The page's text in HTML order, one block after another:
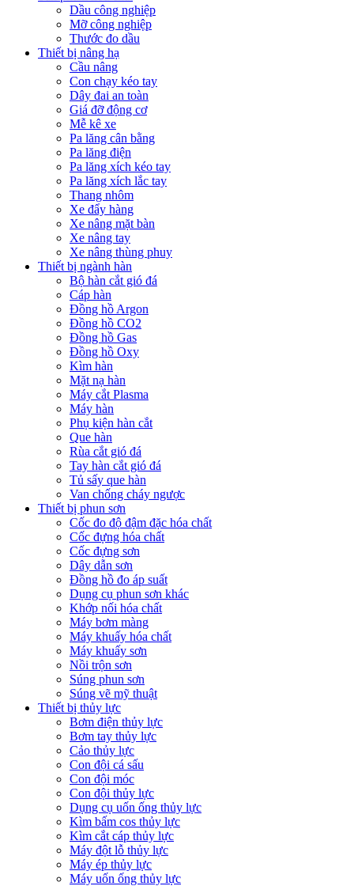
Dầu công nghiệp
Mỡ công nghiệp
Thước đo dầu
Thiết bị nâng hạ
Cầu nâng
Con chạy kéo tay
Dây đai an toàn
Giá đỡ động cơ
Mễ kê xe
Pa lăng cân bằng
Pa lăng điện
Pa lăng xích kéo tay
Pa lăng xích lắc tay
Thang nhôm
Xe đẩy hàng
Xe nâng mặt bàn
Xe nâng tay
Xe nâng thùng phuy
Thiết bị ngành hàn
Bộ hàn cắt gió đá
Cáp hàn
Đồng hồ Argon
Đồng hồ CO2
Đồng hồ Gas
Đồng hồ Oxy
Kìm hàn
Mặt nạ hàn
Máy cắt Plasma
Máy hàn
Phụ kiện hàn cắt
Que hàn
Rùa cắt gió đá
Tay hàn cắt gió đá
Tủ sấy que hàn
Van chống cháy ngược
Thiết bị phun sơn
Cốc đo độ đậm đặc hóa chất
Cốc đựng hóa chất
Cốc đựng sơn
Dây dẫn sơn
Đồng hồ đo áp suất
Dụng cụ phun sơn khác
Khớp nối hóa chất
Máy bơm màng
Máy khuấy hóa chất
Máy khuấy sơn
Nồi trộn sơn
Súng phun sơn
Súng vẽ mỹ thuật
Thiết bị thủy lực
Bơm điện thủy lực
Bơm tay thủy lực
Cảo thủy lực
Con đội cá sấu
Con đội móc
Con đội thủy lực
Dụng cụ uốn ống thủy lực
Kìm bấm cos thủy lực
Kìm cắt cáp thủy lực
Máy đột lỗ thủy lực
Máy ép thủy lực
Máy uốn ống thủy lực